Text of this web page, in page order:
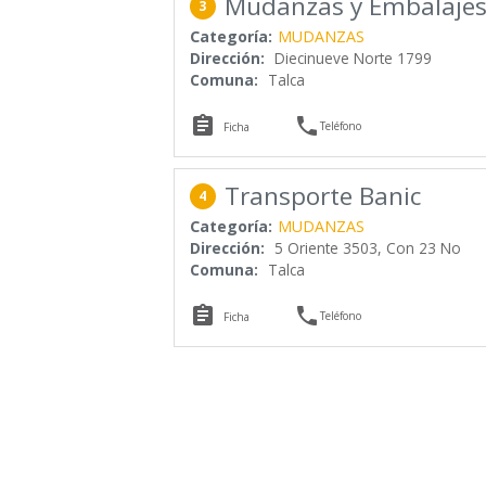
3
Categoría: MUDANZAS
Dirección: Diecinueve Norte 1799
Comuna: Talca
 Ficha Teléfono
4 Transporte Banic
Categoría: MUDANZAS
Dirección: 5 Oriente 3503, Con 23 No
Comuna: Talca
 Ficha Teléfono